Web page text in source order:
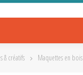
& créatifs Maquettes en bois